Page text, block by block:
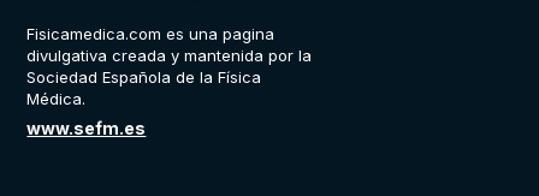
Fisicamedica.com es una pagina
divulgativa creada y mantenida por la
Sociedad Española de la Física
Médica.
www.sefm.es